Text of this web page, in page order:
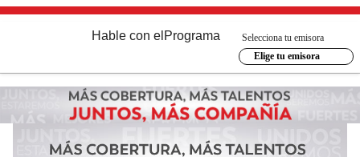
Hable con el Programa
Selecciona tu emisora
Elige tu emisora